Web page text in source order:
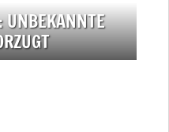
UNBEKANNTE